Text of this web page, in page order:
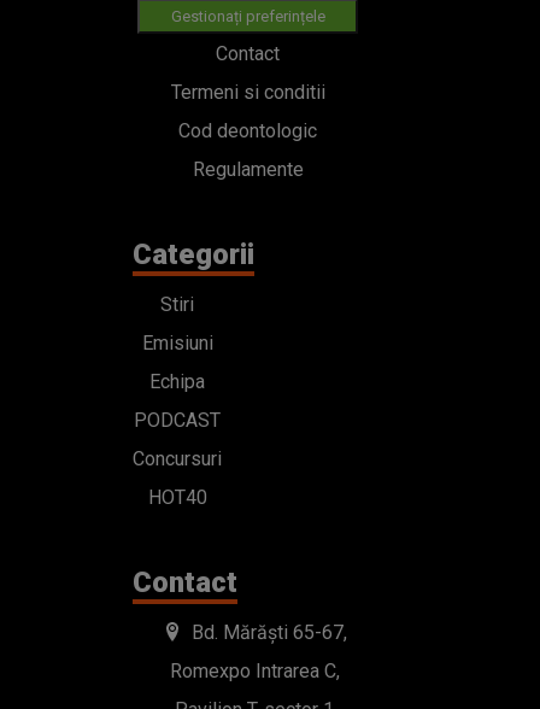
Gestionați preferințele
Contact
Termeni si conditii
Cod deontologic
Regulamente
Categorii
Stiri
Emisiuni
Echipa
PODCAST
Concursuri
HOT40
Contact
Bd. Mărăști 65-67,
Romexpo Intrarea C,